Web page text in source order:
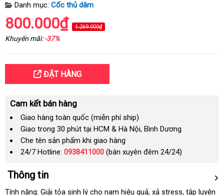
Danh mục: Cốc thủ dâm
800.000₫ 1.269.000₫
Khuyến mãi:-37%
ĐẶT HÀNG
Cam kết bán hàng
Giao hàng toàn quốc (miễn phí ship)
Giao trong 30 phút tại HCM & Hà Nội, Bình Dương
Che tên sản phẩm khi giao hàng
24/7 Hotline: 0938411000 (bán xuyên đêm 24/24)
Thông tin
Tính năng: Giải tỏa sinh lý cho nam hiệu quảnhanh
, xả stresshỗ
, tập luyện